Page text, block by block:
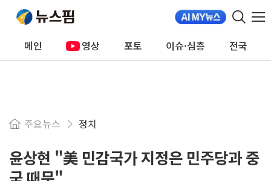
메인 영상 포토 이슈·심층 전국
주요뉴스 정치
윤상현 "美 민감국가 지정은 민주당과 중